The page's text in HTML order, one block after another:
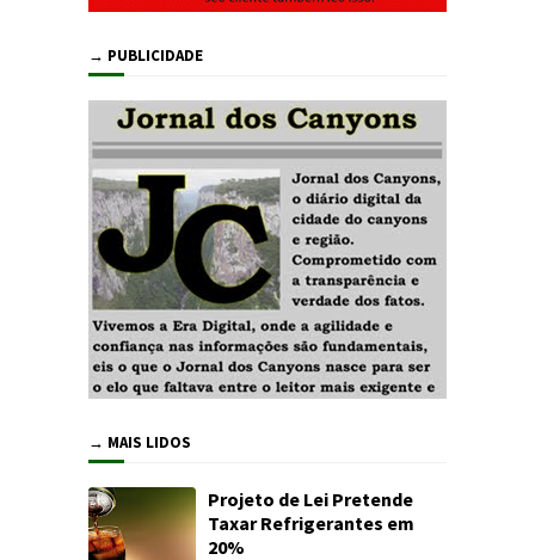
→ PUBLICIDADE
→ MAIS LIDOS
Projeto de Lei Pretende
Taxar Refrigerantes em
20%